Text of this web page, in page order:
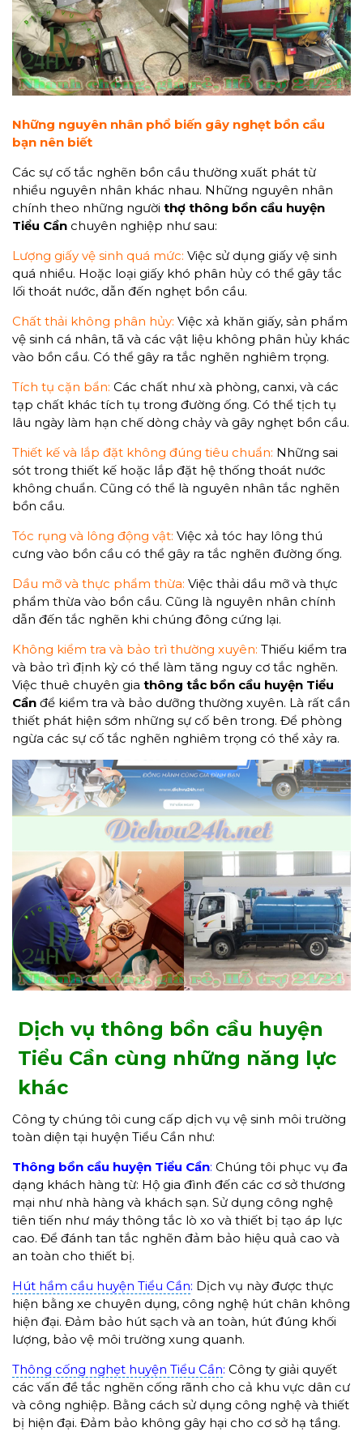
Những nguyên nhân phổ biến gây nghẹt bồn cầu
bạn nên biết
Các sự cố tắc nghẽn bồn cầu thường xuất phát từ
nhiều nguyên nhân khác nhau. Những nguyên nhân
chính theo những người thợ thông bồn cầu huyện
Tiểu Cần chuyên nghiệp như sau:
Lượng giấy vệ sinh quá mức: Việc sử dụng giấy vệ sinh
quá nhiều. Hoặc loại giấy khó phân hủy có thể gây tắc
lối thoát nước, dẫn đến nghẹt bồn cầu.
Chất thải không phân hủy: Việc xả khăn giấy, sản phẩm
vệ sinh cá nhân, tã và các vật liệu không phân hủy khác
vào bồn cầu. Có thể gây ra tắc nghẽn nghiêm trọng.
Tích tụ cặn bẩn: Các chất như xà phòng, canxi, và các
tạp chất khác tích tụ trong đường ống. Có thể tịch tụ
lâu ngày làm hạn chế dòng chảy và gây nghẹt bồn cầu.
Thiết kế và lắp đặt không đúng tiêu chuẩn: Những sai
sót trong thiết kế hoặc lắp đặt hệ thống thoát nước
không chuẩn. Cũng có thể là nguyên nhân tắc nghẽn
bồn cầu.
Tóc rụng và lông động vật: Việc xả tóc hay lông thú
cưng vào bồn cầu có thể gây ra tắc nghẽn đường ống.
Dầu mỡ và thực phẩm thừa: Việc thải dầu mỡ và thực
phẩm thừa vào bồn cầu. Cũng là nguyên nhân chính
dẫn đến tắc nghẽn khi chúng đông cứng lại.
Không kiểm tra và bảo trì thường xuyên: Thiếu kiểm tra
và bảo trì định kỳ có thể làm tăng nguy cơ tắc nghẽn.
Việc thuê chuyên gia thông tắc bồn cầu huyện Tiểu
Cần để kiểm tra và bảo dưỡng thường xuyên. Là rất cần
thiết phát hiện sớm những sự cố bên trong. Để phòng
ngừa các sự cố tắc nghẽn nghiêm trọng có thể xảy ra.
Dịch vụ thông bồn cầu huyện
Tiểu Cần cùng những năng lực
khác
Công ty chúng tôi cung cấp dịch vụ vệ sinh môi trường
toàn diện tại huyện Tiểu Cần như:
Thông bồn cầu huyện Tiểu Cần: Chúng tôi phục vụ đa
dạng khách hàng từ: Hộ gia đình đến các cơ sở thương
mại như nhà hàng và khách sạn. Sử dụng công nghệ
tiên tiến như máy thông tắc lò xo và thiết bị tạo áp lực
cao. Để đánh tan tắc nghẽn đảm bảo hiệu quả cao và
an toàn cho thiết bị.
Hút hầm cầu huyện Tiểu Cần: Dịch vụ này được thực
hiện bằng xe chuyên dụng, công nghệ hút chân không
hiện đại. Đảm bảo hút sạch và an toàn, hút đúng khối
lượng, bảo vệ môi trường xung quanh.
Thông cống nghẹt huyện Tiểu Cần: Công ty giải quyết
các vấn đề tắc nghẽn cống rãnh cho cả khu vực dân cư
và công nghiệp. Bằng cách sử dụng công nghệ và thiết
bị hiện đại. Đảm bảo không gây hại cho cơ sở hạ tầng.